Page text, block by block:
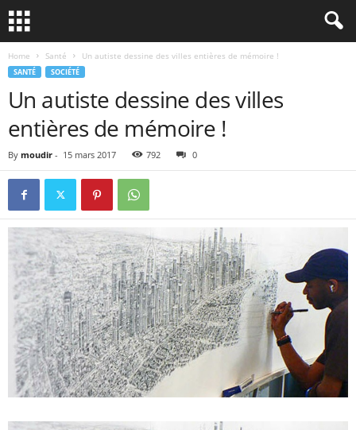
Home Santé Un autiste dessine des villes entières de mémoire !
SANTÉ SOCIÉTÉ
Un autiste dessine des villes
entières de mémoire !
By moudir - 15 mars 2017 792 0